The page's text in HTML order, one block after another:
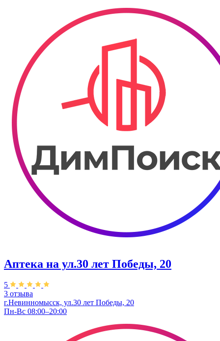
Аптека на ул.30 лет Победы, 20
5
3 отзыва
г.Невинномысск, ул.30 лет Победы, 20
Пн-Вс 08:00–20:00